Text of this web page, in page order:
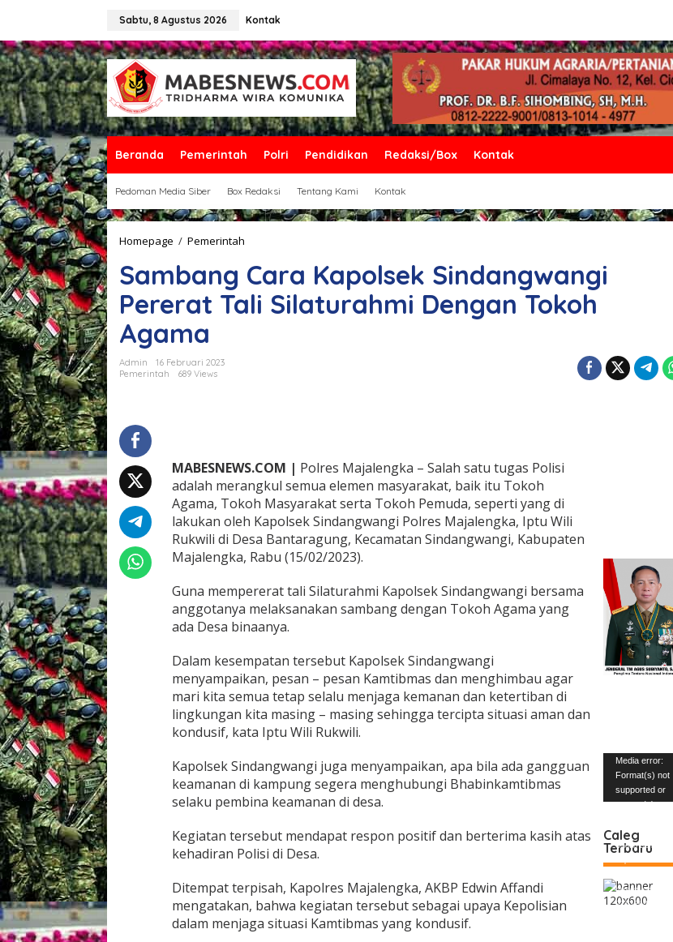
a
t
i
k
e
k
o
n
t
e
n
Sabtu, 8 Agustus 2026 Kontak
Beranda Pemerintah Polri Pendidikan Redaksi/Box Kontak
Pedoman Media Siber Box Redaksi Tentang Kami Kontak
Homepage / Pemerintah
m
b
a
n
l
s
e
k
S
n
d
n
g
a
g
i
P
e
r
e
a
t
a
i
S
l
a
t
u
Sambang Cara Kapolsek Sindangwangi
Pererat Tali Silaturahmi Dengan Tokoh
Agama
Admin
16 Februari 2023
Pemerintah
689 Views
MABESNEWS.COM | Polres Majalengka – Salah satu tugas Polisi
adalah merangkul semua elemen masyarakat, baik itu Tokoh
Agama, Tokoh Masyarakat serta Tokoh Pemuda, seperti yang di
lakukan oleh Kapolsek Sindangwangi Polres Majalengka, Iptu Wili
Rukwili di Desa Bantaragung, Kecamatan Sindangwangi, Kabupaten
Majalengka, Rabu (15/02/2023).
Guna mempererat tali Silaturahmi Kapolsek Sindangwangi bersama
anggotanya melaksanakan sambang dengan Tokoh Agama yang
ada Desa binaanya.
Dalam kesempatan tersebut Kapolsek Sindangwangi
menyampaikan, pesan – pesan Kamtibmas dan menghimbau agar
mari kita semua tetap selalu menjaga kemanan dan ketertiban di
lingkungan kita masing – masing sehingga tercipta situasi aman dan
kondusif, kata Iptu Wili Rukwili.
Kapolsek Sindangwangi juga menyampaikan, apa bila ada gangguan
keamanan di kampung segera menghubungi Bhabinkamtibmas
selaku pembina keamanan di desa.
Kegiatan tersebut mendapat respon positif dan berterima kasih atas
kehadiran Polisi di Desa.
Ditempat terpisah, Kapolres Majalengka, AKBP Edwin Affandi
mengatakan, bahwa kegiatan tersebut sebagai upaya Kepolisian
dalam menjaga situasi Kamtibmas yang kondusif.
Pemutar
Video
Media error:
Format(s) not
supported or
source(s) not
Unduh Berkas:
content/uploads/2
023/12/VID-
Caleg
Terbaru